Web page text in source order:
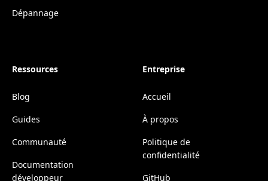
Dépannage
Ressources
Blog
Guides
Communauté
Documentation
développeur
Entreprise
Accueil
À propos
Politique de
confidentialité
GitHub